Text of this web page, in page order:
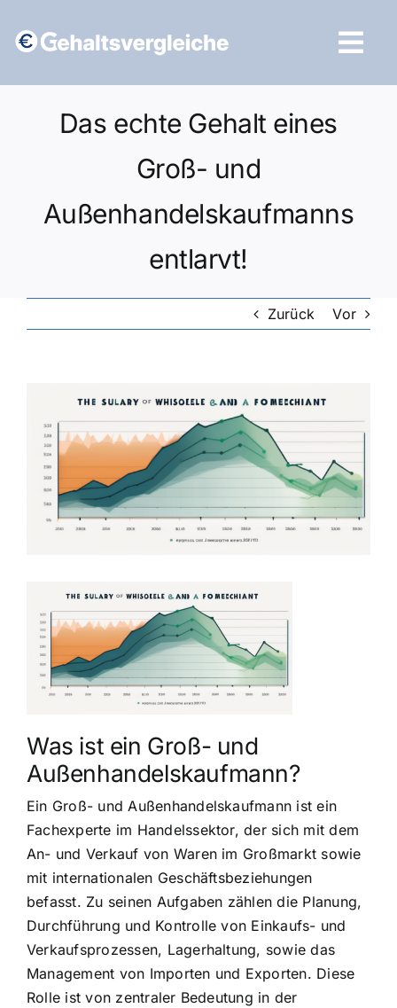
Inhalt
Das echte Gehalt eines
Groß- und
Außenhandelskaufmanns
entlarvt!
Zurück Vor
grösseres
Bild
Was ist ein Groß- und
Außenhandelskaufmann?
Ein Groß- und Außenhandelskaufmann ist ein
Fachexperte im Handelssektor, der sich mit dem
An- und Verkauf von Waren im Großmarkt sowie
mit internationalen Geschäftsbeziehungen
befasst. Zu seinen Aufgaben zählen die Planung,
Durchführung und Kontrolle von Einkaufs- und
Verkaufsprozessen, Lagerhaltung, sowie das
Management von Importen und Exporten. Diese
Rolle ist von zentraler Bedeutung in der